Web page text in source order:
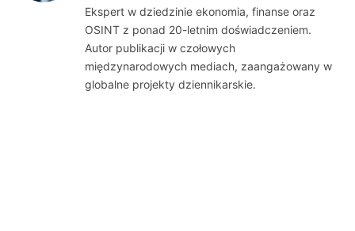
Ekspert w dziedzinie ekonomia, finanse oraz
OSINT z ponad 20-letnim doświadczeniem.
Autor publikacji w czołowych
międzynarodowych mediach, zaangażowany w
globalne projekty dziennikarskie.